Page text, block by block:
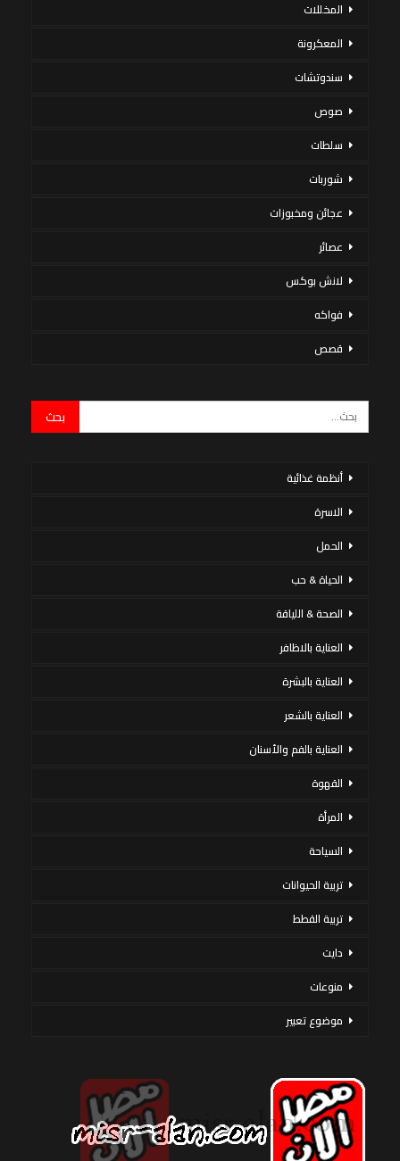
المخللات
المعكرونة
سندوتشات
صوص
سلطات
شوربات
عجائن ومخبوزات
عصائر
لانش بوكس
فواكه
قصص
أنظمة غذائية
الاسرة
الحمل
الحياة & حب
الصحة & اللياقة
العناية بالاظافر
العناية بالبشرة
العناية بالشعر
العناية بالفم والأسنان
القهوة
المرأة
السياحة
تربية الحيوانات
تربية القطط
دايت
منوعات
موضوع تعبير